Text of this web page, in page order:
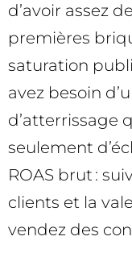
d’avoir assez
premières
saturation
avez besoin
d’atterrissage
seulement
ROAS brut :
clients et la
vendez des